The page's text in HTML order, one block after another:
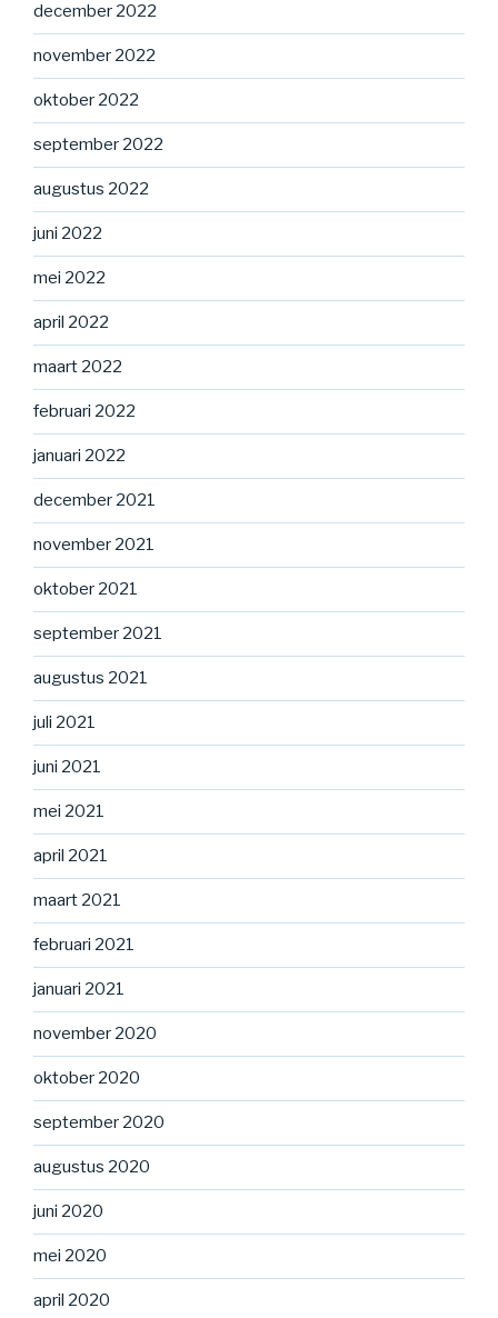
december 2022
november 2022
oktober 2022
september 2022
augustus 2022
juni 2022
mei 2022
april 2022
maart 2022
februari 2022
januari 2022
december 2021
november 2021
oktober 2021
september 2021
augustus 2021
juli 2021
juni 2021
mei 2021
april 2021
maart 2021
februari 2021
januari 2021
november 2020
oktober 2020
september 2020
augustus 2020
juni 2020
mei 2020
april 2020